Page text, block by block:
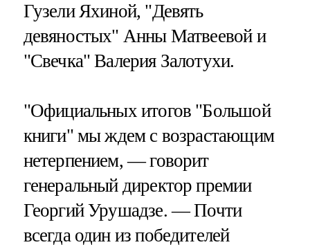
Гузели Яхиной, "Девять
девяностых" Анны Матвеевой и
"Свечка" Валерия Залотухи.
"Официальных итогов "Большой
книги" мы ждем с возрастающим
нетерпением, — говорит
генеральный директор премии
Георгий Урушадзе. — Почти
всегда один из победителей